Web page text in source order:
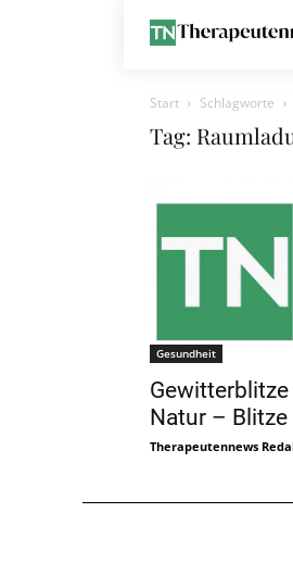
Start Schlagworte
Tag:
Gesundheit
Natur – Blitze
Therapeutennews